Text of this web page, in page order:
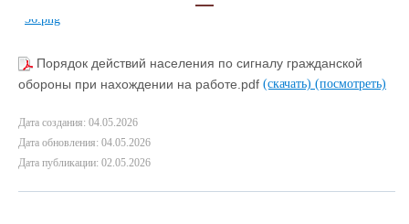
Порядок действий населения по сигналу гражданской
обороны при нахождении на работе.pdf (скачать) (посмотреть)
Дата создания: 04.05.2026
Дата обновления: 04.05.2026
Дата публикации: 02.05.2026